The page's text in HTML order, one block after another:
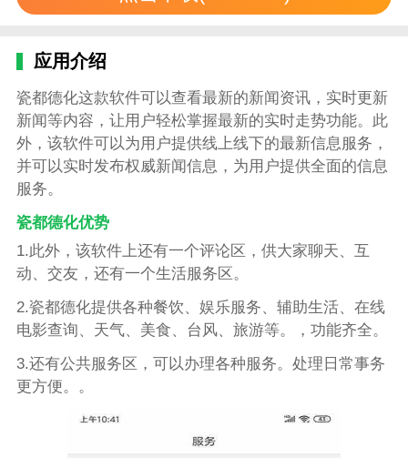
应用介绍
瓷都德化这款软件可以查看最新的新闻资讯，实时更新
新闻等内容，让用户轻松掌握最新的实时走势功能。此
外，该软件可以为用户提供线上线下的最新信息服务，
并可以实时发布权威新闻信息，为用户提供全面的信息
服务。
瓷都德化优势
1.此外，该软件上还有一个评论区，供大家聊天、互
动、交友，还有一个生活服务区。
2.瓷都德化提供各种餐饮、娱乐服务、辅助生活、在线
电影查询、天气、美食、台风、旅游等。，功能齐全。
3.还有公共服务区，可以办理各种服务。处理日常事务
更方便。。